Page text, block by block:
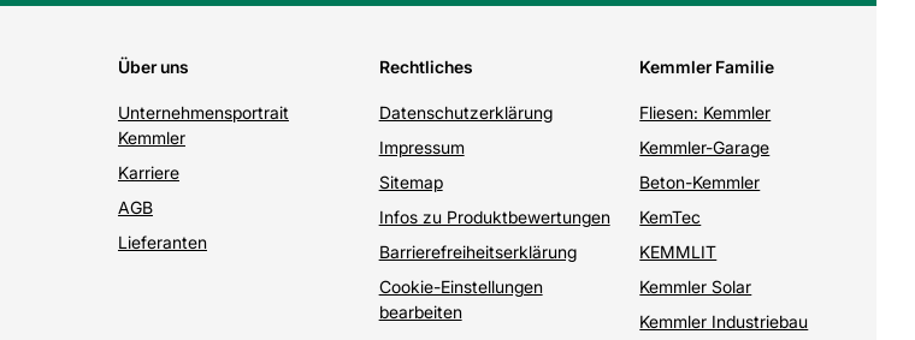
Über uns
Unternehmensportrait
Kemmler
Karriere
AGB
Lieferanten
Rechtliches
Datenschutzerklärung
Impressum
Sitemap
Infos zu Produktbewertungen
Barrierefreiheitserklärung
Cookie-Einstellungen
bearbeiten
Kemmler Familie
Fliesen: Kemmler
Kemmler-Garage
Beton-Kemmler
KemTec
KEMMLIT
Kemmler Solar
Kemmler Industriebau